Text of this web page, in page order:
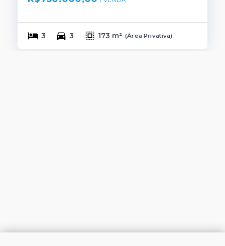
3 3 173 m² (Área Privativa)